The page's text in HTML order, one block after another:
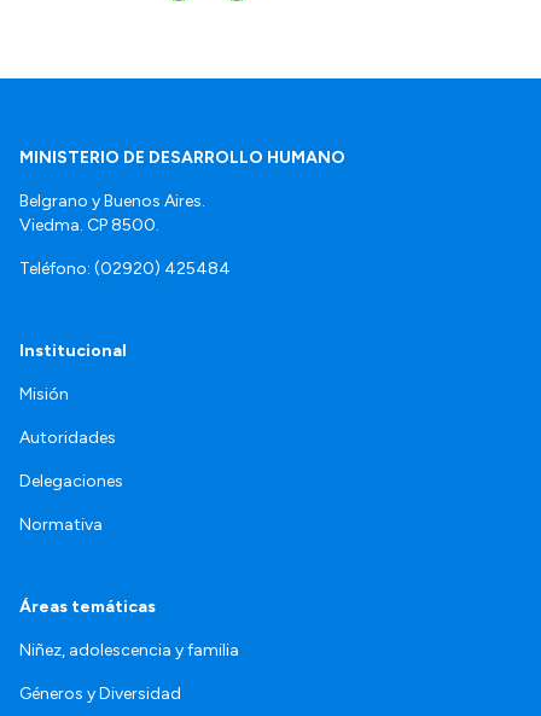
MINISTERIO DE DESARROLLO HUMANO
Belgrano y Buenos Aires.
Viedma. CP 8500.
Teléfono: (02920) 425484
Institucional
Misión
Autoridades
Delegaciones
Normativa
Áreas temáticas
Niñez, adolescencia y familia
Géneros y Diversidad